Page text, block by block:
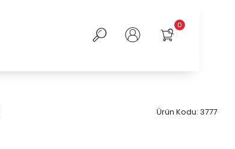
0
Ürün Kodu: 3777